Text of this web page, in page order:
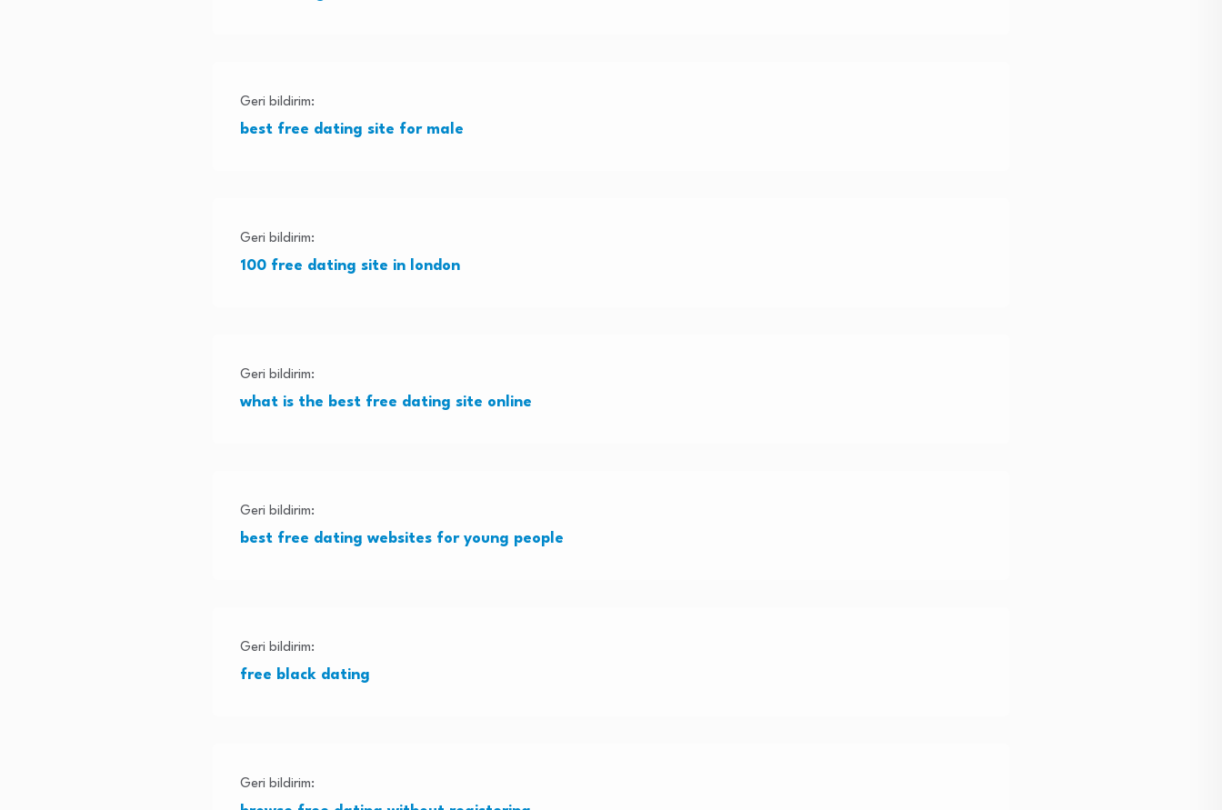
Geri bildirim:
best free dating site for male
Geri bildirim:
100 free dating site in london
Geri bildirim:
what is the best free dating site online
Geri bildirim:
best free dating websites for young people
Geri bildirim:
free black dating
Geri bildirim: